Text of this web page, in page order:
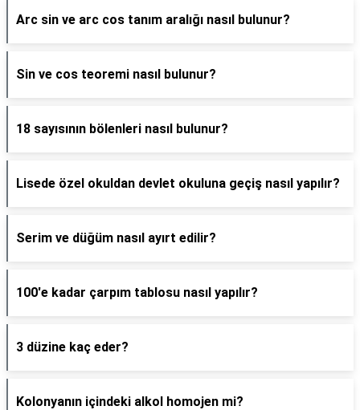
Arc sin ve arc cos tanım aralığı nasıl bulunur?
Sin ve cos teoremi nasıl bulunur?
18 sayısının bölenleri nasıl bulunur?
Lisede özel okuldan devlet okuluna geçiş nasıl yapılır?
Serim ve düğüm nasıl ayırt edilir?
100'e kadar çarpım tablosu nasıl yapılır?
3 düzine kaç eder?
Kolonyanın içindeki alkol homojen mi?